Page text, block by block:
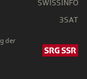
SWISSINFO
3SAT
der